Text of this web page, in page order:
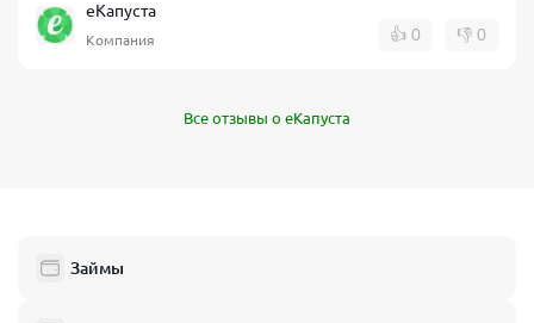
еКапуста
Компания 👍 0 👎 0
Все отзывы о еКапуста
Займы